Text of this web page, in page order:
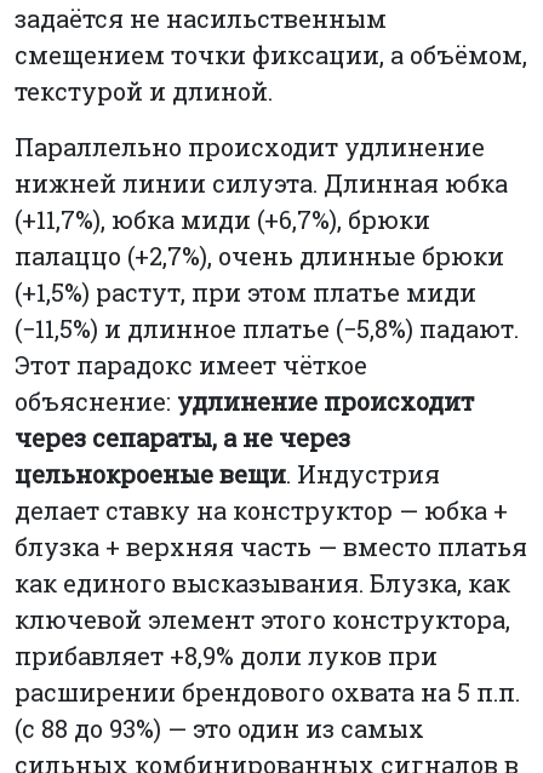
задаётся не насильственным
смещением точки фиксации, а объёмом,
текстурой и длиной.
Параллельно происходит удлинение
нижней линии силуэта. Длинная юбка
(+11,7%), юбка миди (+6,7%), брюки
палаццо (+2,7%), очень длинные брюки
(+1,5%) растут, при этом платье миди
(−11,5%) и длинное платье (−5,8%) падают.
Этот парадокс имеет чёткое
объяснение: удлинение происходит
через сепараты, а не через
цельнокроеные вещи. Индустрия
делает ставку на конструктор — юбка +
блузка + верхняя часть — вместо платья
как единого высказывания. Блузка, как
ключевой элемент этого конструктора,
прибавляет +8,9% доли луков при
расширении брендового охвата на 5 п.п.
(с 88 до 93%) — это один из самых
сильных комбинированных сигналов в